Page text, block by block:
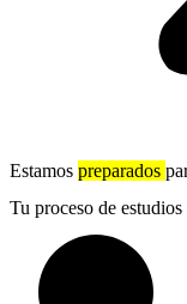
Estamos preparados
Tu proceso de estudios